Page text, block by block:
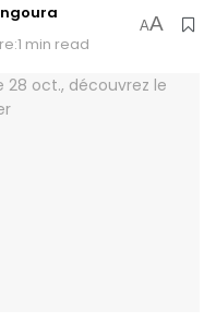
min read
AA